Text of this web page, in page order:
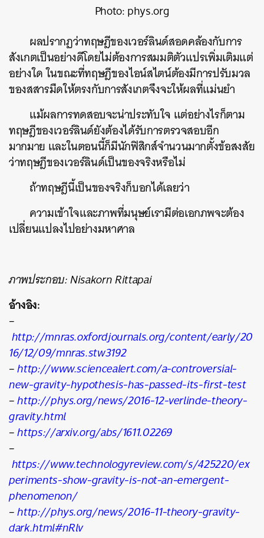
Photo: phys.org
ผลปรากฏว่าทฤษฎีของเวอร์ลินด์สอดคล้องกับการ
สังเกตเป็นอย่างดีโดยไม่ต้องการสมมติตัวแปรเพิ่มเติมแต่
อย่างใด ในขณะที่ทฤษฎีของไอน์สไตน์ต้องมีการปรับมวล
ของสสารมืดให้ตรงกับการสังเกตจึงจะให้ผลที่แม่นยำ
แม้ผลการทดสอบจะน่าประทับใจ แต่อย่างไรก็ตาม
ทฤษฎีของเวอร์ลินด์ยังต้องได้รับการตรวจสอบอีก
มากมาย และในตอนนี้ก็มีนักฟิสิกส์จำนวนมากตั้งข้อสงสัย
ว่าทฤษฎีของเวอร์ลินด์เป็นของจริงหรือไม่
ถ้าทฤษฎีนี้เป็นของจริงก็บอกได้เลยว่า
ความเข้าใจและภาพที่มนุษย์เรามีต่อเอกภพจะต้อง
เปลี่ยนแปลงไปอย่างมหาศาล
ภาพประกอบ: Nisakorn Rittapai​
อ้างอิง:
–
http://mnras.oxfordjournals.org/content/early/20
16/12/09/mnras.stw3192
–http://www.sciencealert.com/a-controversial-
new-gravity-hypothesis-has-passed-its-first-test
–http://phys.org/news/2016-12-verlinde-theory-
gravity.html
–https://arxiv.org/abs/1611.02269
–
https://www.technologyreview.com/s/425220/ex
periments-show-gravity-is-not-an-emergent-
phenomenon/
–http://phys.org/news/2016-11-theory-gravity-
dark.html#nRlv